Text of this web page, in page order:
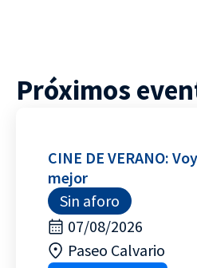
Próximos
CINE DE VERANO:
mejor
Sin aforo
07/08/2026
Paseo Calvario